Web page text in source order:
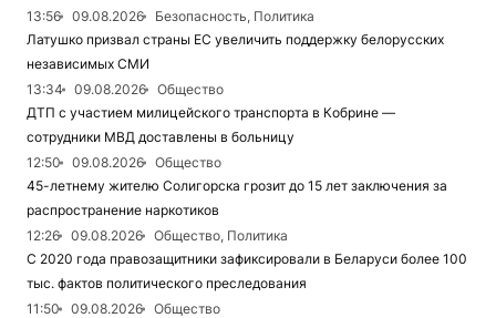
13:56
09.08.2026
Безопасность, Политика
Латушко призвал страны ЕС увеличить поддержку белорусских
независимых СМИ
13:34
09.08.2026
Общество
ДТП с участием милицейского транспорта в Кобрине —
сотрудники МВД доставлены в больницу
12:50
09.08.2026
Общество
45-летнему жителю Солигорска грозит до 15 лет заключения за
распространение наркотиков
12:26
09.08.2026
Общество, Политика
С 2020 года правозащитники зафиксировали в Беларуси более 100
тыс. фактов политического преследования
11:50
09.08.2026
Общество